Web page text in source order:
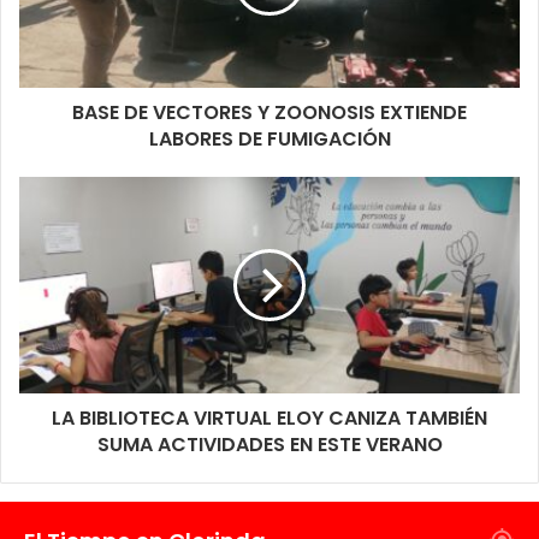
BASE DE VECTORES Y ZOONOSIS EXTIENDE
LABORES DE FUMIGACIÓN
LA BIBLIOTECA VIRTUAL ELOY CANIZA TAMBIÉN
SUMA ACTIVIDADES EN ESTE VERANO